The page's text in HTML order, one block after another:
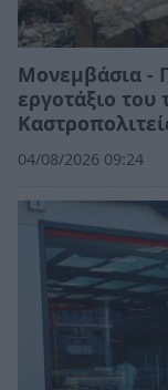
Μονεμβάσια -
εργοτάξιο του
04/08/2026 09:24